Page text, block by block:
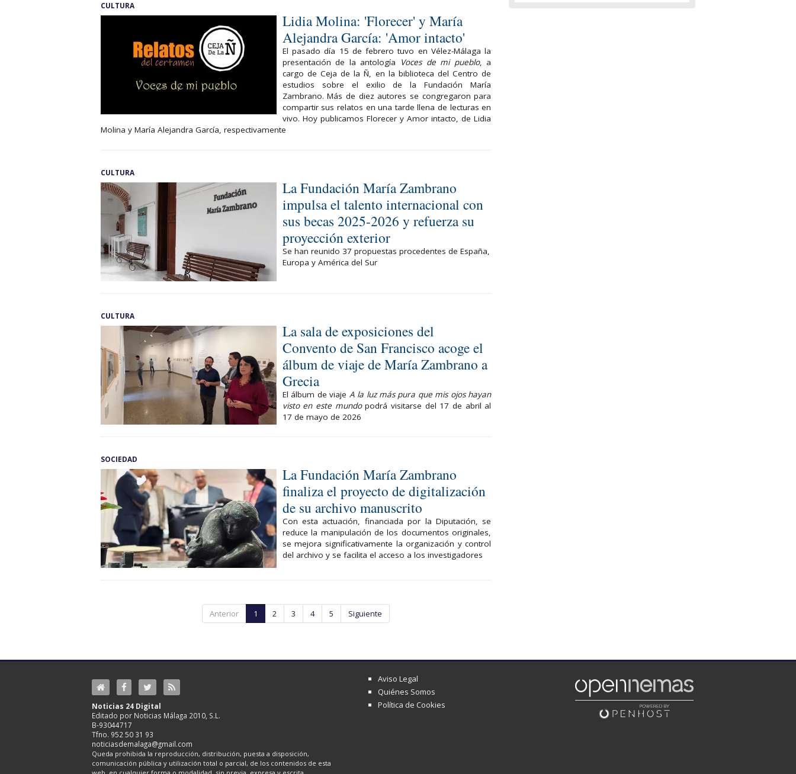
CULTURA
Lidia Molina: 'Florecer' y María
Alejandra García: 'Amor intacto'
El pasado día 15 de febrero tuvo en Vélez-Málaga la
presentación de la antología
Voces de mi pueblo, a
cargo de Ceja de la Ñ, en la biblioteca del Centro de
estudios sobre el exilio de la Fundación María
Zambrano. Más de diez autores se congregaron para
compartir sus relatos en una tarde llena de lecturas en
vivo. Hoy publicamos Florecer y Amor intacto, de Lidia
Molina y María Alejandra García, respectivamente
CULTURA
La Fundación María Zambrano
impulsa el talento internacional con
sus becas 2025-2026 y refuerza su
proyección exterior
Se han reunido 37 propuestas procedentes de España,
Europa y América del Sur
CULTURA
La sala de exposiciones del
Convento de San Francisco acoge el
álbum de viaje de María Zambrano a
Grecia
El álbum de viaje A la luz más pura que mis ojos hayan
visto en este mundopodrá visitarse del 17 de abril al
17 de mayo de 2026
SOCIEDAD
La Fundación María Zambrano
finaliza el proyecto de digitalización
de su archivo manuscrito
Con esta actuación, financiada por la Diputación, se
reduce la manipulación de los documentos originales,
se mejora significativamente la organización y control
del archivo y se facilita el acceso a los investigadores
Anterior 1 2 3 4 5 Siguiente
Noticias 24 Digital
Editado por Noticias Málaga 2010, S.L.
B-93044717
Tfno. 952 50 31 93
noticiasdemalaga@gmail.com
Queda prohibida la reproducción, distribución, puesta a disposición,
comunicación pública y utilización total o parcial, de los contenidos de esta
Aviso Legal
Quiénes Somos
Política de Cookies